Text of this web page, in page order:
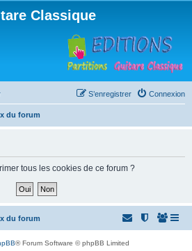
Classique
Connexion
S’enregistrer
du forum
tous les cookies de ce forum ?
du forum
® Forum Software © phpBB Limited